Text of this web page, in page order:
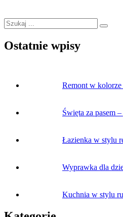
Ostatnie wpisy
Remont w
Święta za pasem
Łazienka w stylu
Wyprawka dla
Kuchnia w stylu